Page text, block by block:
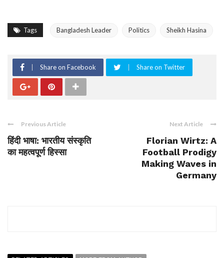
Tags Bangladesh Leader Politics Sheikh Hasina
Share on Facebook Share on Twitter
Previous Article
हिंदी भाषा: भारतीय संस्कृति
का महत्वपूर्ण हिस्सा
Next Article
Florian Wirtz: A
Football Prodigy
Making Waves in
Germany